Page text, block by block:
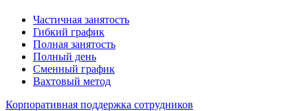
Частичная занятость
Гибкий график
Полная занятость
Полный день
Сменный график
Вахтовый метод
Корпоративная поддержка сотрудников